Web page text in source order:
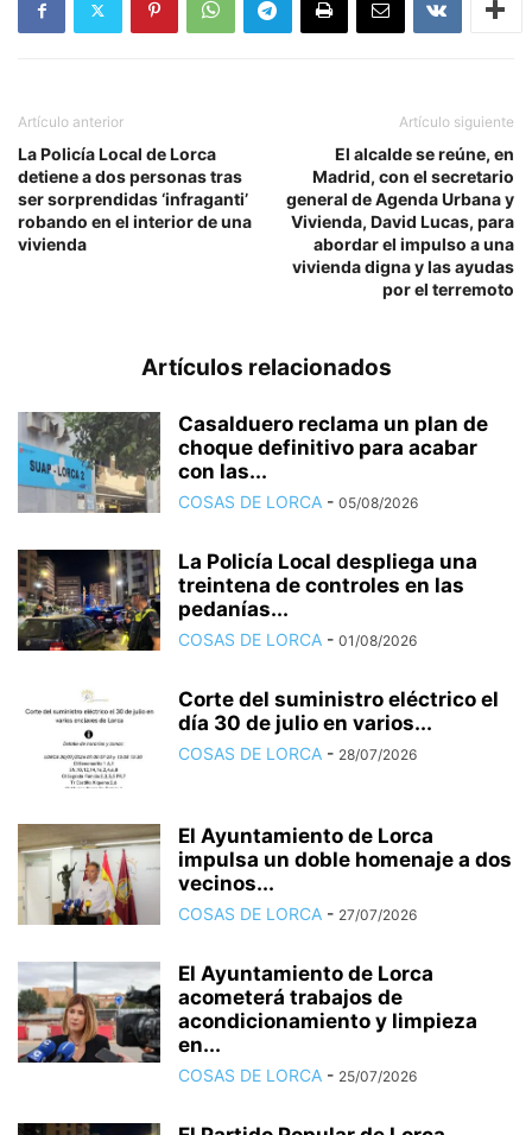
Artículo anterior
La Policía Local de Lorca
detiene a dos personas tras
ser sorprendidas ‘infraganti’
robando en el interior de una
vivienda
Artículo siguiente
El alcalde se reúne, en
Madrid, con el secretario
general de Agenda Urbana y
Vivienda, David Lucas, para
abordar el impulso a una
vivienda digna y las ayudas
por el terremoto
Artículos relacionados
Casalduero reclama un plan de
choque definitivo para acabar
con las...
COSAS DE LORCA - 05/08/2026
La Policía Local despliega una
treintena de controles en las
pedanías...
COSAS DE LORCA - 01/08/2026
Corte del suministro eléctrico el
día 30 de julio en varios...
COSAS DE LORCA - 28/07/2026
El Ayuntamiento de Lorca
impulsa un doble homenaje a dos
vecinos...
COSAS DE LORCA - 27/07/2026
El Ayuntamiento de Lorca
acometerá trabajos de
acondicionamiento y limpieza
en...
COSAS DE LORCA - 25/07/2026